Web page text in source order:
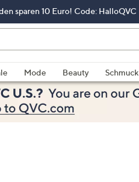
sparen 10 Euro! Code: HalloQVC
Mode Beauty Schmuck